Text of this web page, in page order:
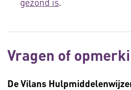
Vragen of
De Vilans